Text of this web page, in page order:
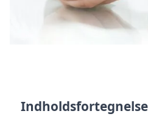
Indholdsfortegnelse